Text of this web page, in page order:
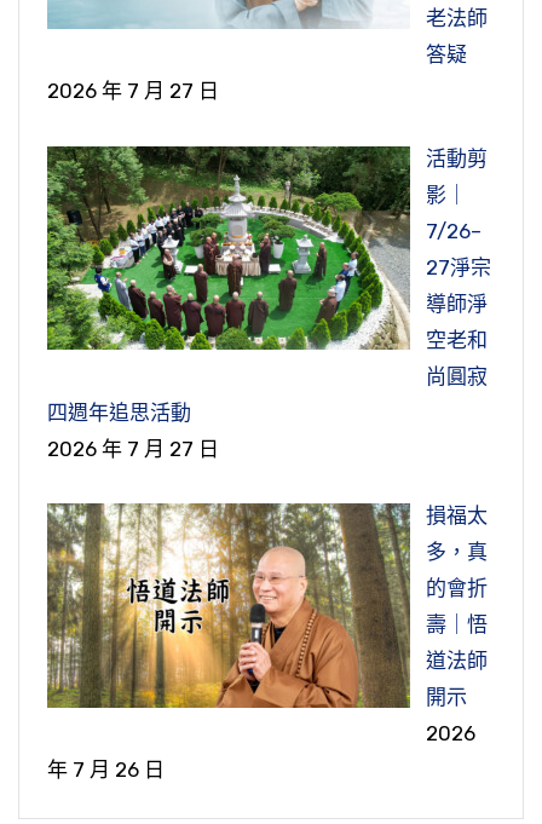
老法師
答疑
2026 年 7 月 27 日
活動剪
影｜
7/26–
27淨宗
導師淨
空老和
尚圓寂
四週年追思活動
2026 年 7 月 27 日
損福太
多，真
的會折
壽｜悟
道法師
開示
2026
年 7 月 26 日